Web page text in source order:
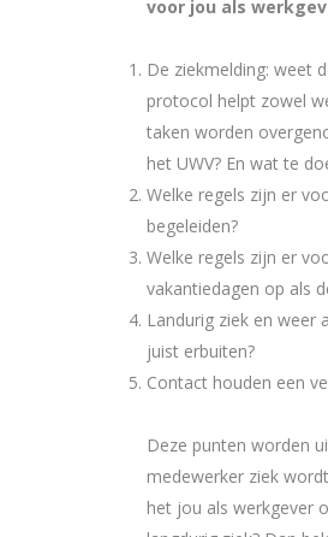
voor jou als
De ziekmelding: weet
protocol helpt zowel
taken worden
het UWV? En wat te
Welke regels zijn er
begeleiden?
Welke regels zijn er
vakantiedagen op als
Landurig ziek en
juist erbuiten?
Contact houden een
Deze punten worden
medewerker ziek
het jou als werkgever